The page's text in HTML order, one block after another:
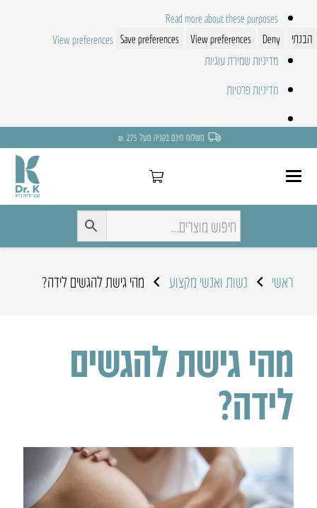
Read more about these purposes
הבנתי
Deny
View preferences
Save preferences
View preferences
מדיניות שמירת עוגיות
מדיניות פרטיות
משלוח חינם בקניה מעל 275 ₪
ראשי נשות ואנשי מקצוע מהי גישת להגשים לידה?
מהי גישת להגשים
לידה?